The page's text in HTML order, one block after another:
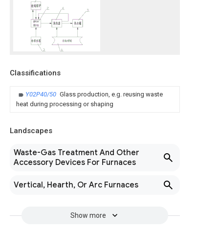
Classifications
Y02P40/50 Glass production, e.g. reusing waste
heat during processing or shaping
Landscapes
Waste-Gas Treatment And Other
Accessory Devices For Furnaces
Vertical, Hearth, Or Arc Furnaces
Show more